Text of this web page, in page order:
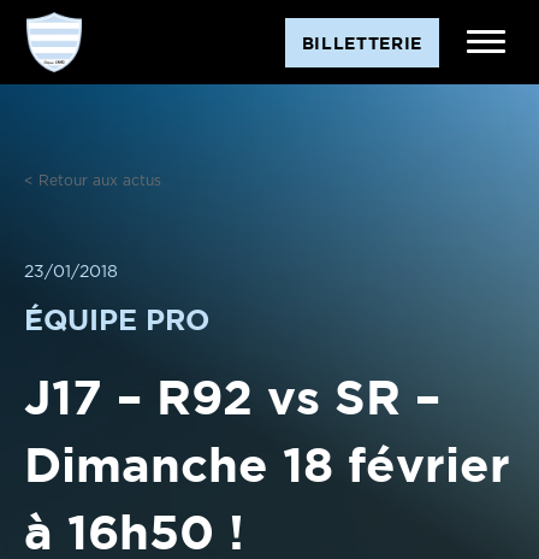
Aller
contenu
BILLETTERIE
< Retour aux actus
23/01/2018
ÉQUIPE PRO
J17 – R92 vs SR –
Dimanche 18 février
à 16h50 !